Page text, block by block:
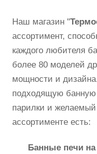
Наш магазин "
ассортимент,
каждого любителя
более 80 моделей
мощности и
подходящую
парилки и
ассортименте есть:
Банные печи